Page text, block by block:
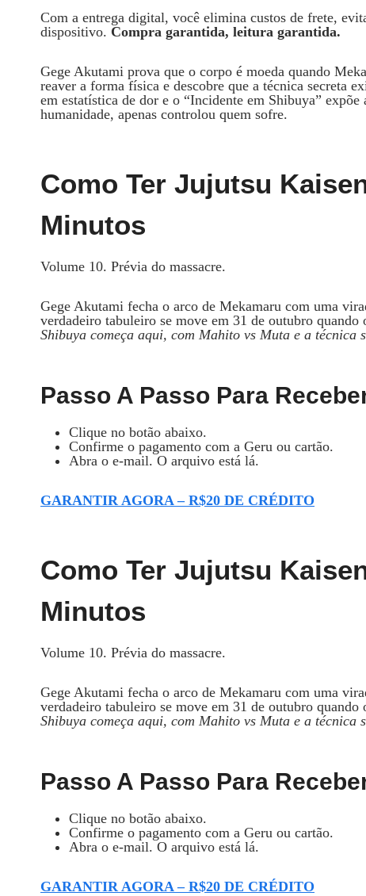
Com a entrega digital, você elimina custos de frete,
dispositivo. Compra garantida, leitura garantida.
Gege Akutami prova que o corpo é moeda quando
reaver a forma física e descobre que a técnica secreta
em estatística de dor e o “Incidente em Shibuya”
humanidade, apenas controlou quem sofre.
Como Ter Jujutsu
Minutos
Volume 10. Prévia do massacre.
Gege Akutami fecha o arco de Mekamaru com uma
verdadeiro tabuleiro se move em 31 de outubro
Shibuya começa aqui, com Mahito vs Muta e a técnica
Passo A Passo Para
Clique no botão abaixo.
Confirme o pagamento com a Geru ou cartão.
Abra o e-mail. O arquivo está lá.
GARANTIR AGORA – R$20 DE CRÉDITO
Como Ter Jujutsu
Minutos
Volume 10. Prévia do massacre.
Gege Akutami fecha o arco de Mekamaru com uma
verdadeiro tabuleiro se move em 31 de outubro
Shibuya começa aqui, com Mahito vs Muta e a técnica
Passo A Passo Para
Clique no botão abaixo.
Confirme o pagamento com a Geru ou cartão.
Abra o e-mail. O arquivo está lá.
GARANTIR AGORA – R$20 DE CRÉDITO